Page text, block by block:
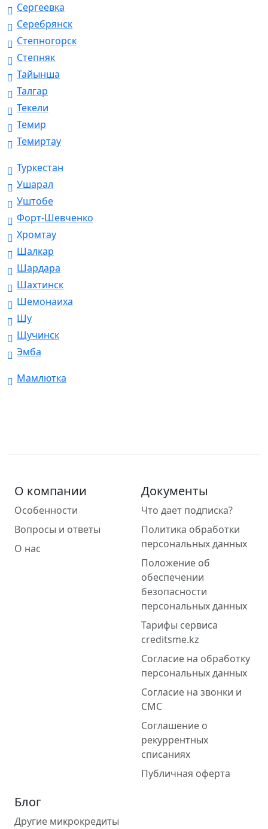
Сергеевка
Серебрянск
Степногорск
Степняк
Тайынша
Талгар
Текели
Темир
Темиртау
Туркестан
Ушарал
Уштобе
Форт-Шевченко
Хромтау
Шалкар
Шардара
Шахтинск
Шемонаиха
Шу
Щучинск
Эмба
Мамлютка
О компании
Особенности
Вопросы и ответы
О нас
Документы
Что дает подписка?
Политика обработки
персональных данных
Положение об
обеспечении
безопасности
персональных данных
Тарифы сервиса
creditsme.kz
Согласие на обработку
персональных данных
Согласие на звонки и
СМС
Соглашение о
рекуррентных
списаниях
Публичная оферта
Блог
Другие микрокредиты